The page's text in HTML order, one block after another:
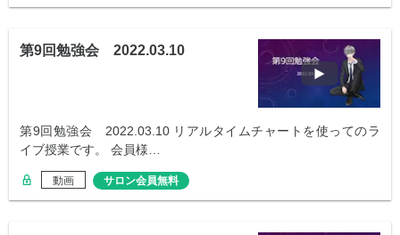
第9回勉強会 2022.03.10
第9回勉強会 2022.03.10 リアルタイムチャートを使ってのラ
イブ授業です。 会員様…
動画 サロン会員無料